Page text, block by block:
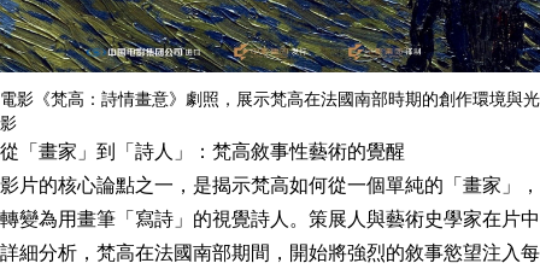
電影《梵高：詩情畫意》劇照，展示梵高在法國南部時期的創作環境與光
影
從「畫家」到「詩人」：梵高敘事性藝術的覺醒
影片的核心論點之一，是揭示梵高如何從一個單純的「畫家」，
轉變為用畫筆「寫詩」的視覺詩人。策展人與藝術史學家在片中
詳細分析，梵高在法國南部期間，開始將強烈的敘事慾望注入每